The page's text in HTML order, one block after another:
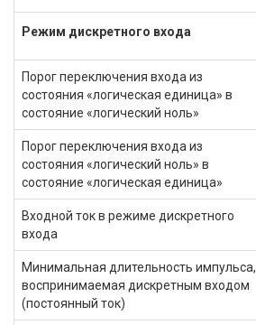
Режим дискретного входа
Порог переключения входа из
состояния «логическая единица» в
состояние «логический ноль»
Порог переключения входа из
состояния «логический ноль» в
состояние «логическая единица»
Входной ток в режиме дискретного
входа
Минимальная длительность импульса,
воспринимаемая дискретным входом
(постоянный ток)